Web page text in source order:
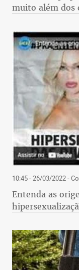
muito além dos
10:45 - 26/03/2022-
Entenda as